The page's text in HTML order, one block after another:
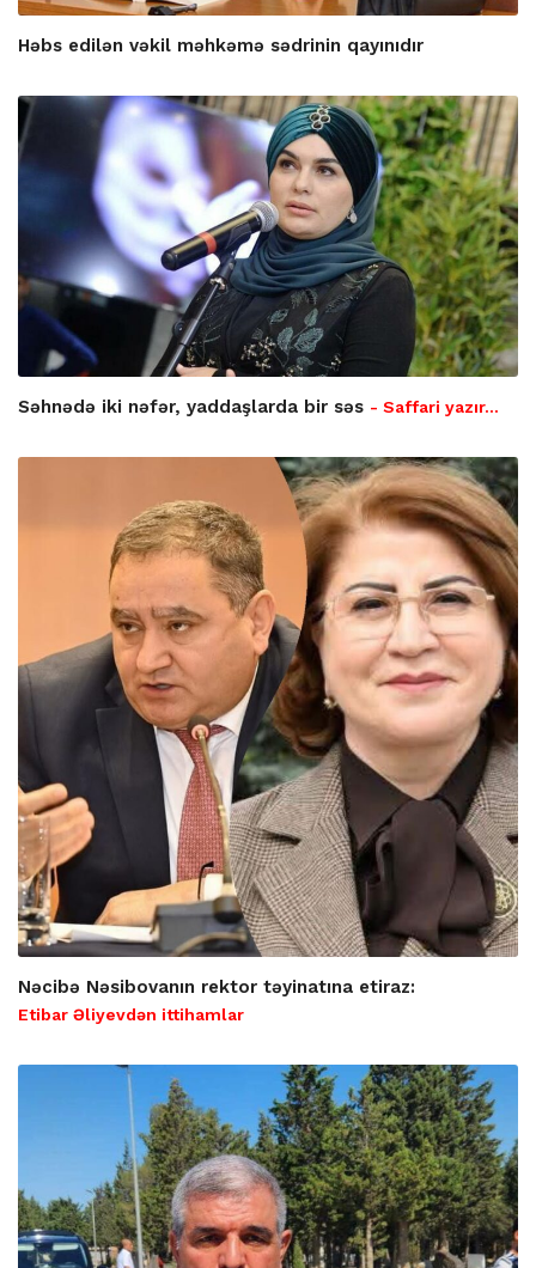
Həbs edilən vəkil məhkəmə sədrinin qayınıdır
Səhnədə iki nəfər, yaddaşlarda bir səs - Saffari yazır…
Nəcibə Nəsibovanın rektor təyinatına etiraz:
Etibar Əliyevdən ittihamlar